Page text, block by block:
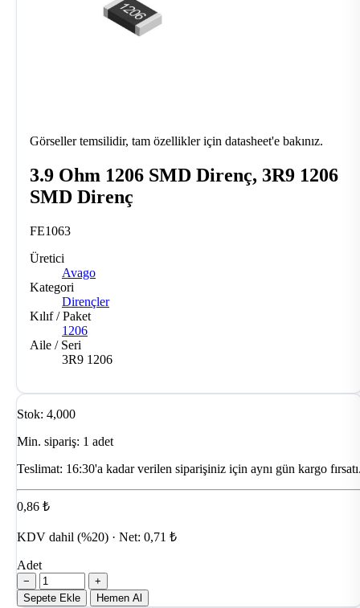
Görseller temsilidir, tam özellikler için datasheet'e bakınız.
3.9 Ohm 1206 SMD Direnç, 3R9 1206
SMD Direnç
FE1063
Üretici
Avago
Kategori
Dirençler
Kılıf / Paket
1206
Aile / Seri
3R9 1206
Stok: 4,000
Min. sipariş: 1 adet
Teslimat: 16:30'a kadar verilen siparişiniz için aynı gün kargo
0,86 ₺
KDV dahil (%20) · Net: 0,71 ₺
Adet
−
+
Sepete Ekle
Hemen Al